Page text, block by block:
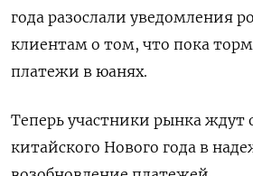
года разослали уведомления
клиентам о том, что пока
платежи в юанях.
Теперь участники рынка ждут
китайского Нового года в